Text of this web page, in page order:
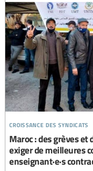
croissance des syndicats
Maroc : des grèves
exiger de meilleures
enseignant·e·s